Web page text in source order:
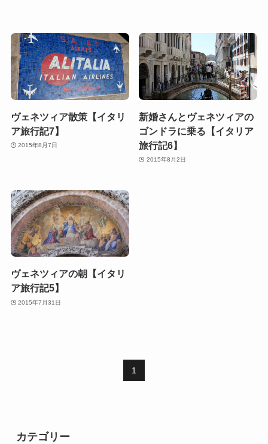
ヴェネツィア散策【イタリ
ア旅行記7】
2015年8月7日
新婚さんとヴェネツィアの
ゴンドラに乗る【イタリア
旅行記6】
2015年8月2日
ヴェネツィアの朝【イタリ
ア旅行記5】
2015年7月31日
1
カテゴリー